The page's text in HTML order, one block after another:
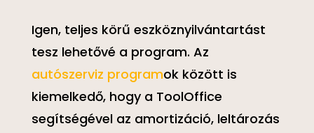
Igen, teljes körű eszköznyilvántartást
tesz lehetővé a program. Az
autószerviz programok között is
kiemelkedő, hogy a ToolOffice
segítségével az amortizáció, leltározás